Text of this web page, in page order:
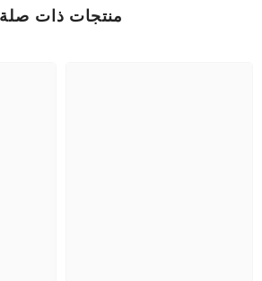
منتجات ذات صلة